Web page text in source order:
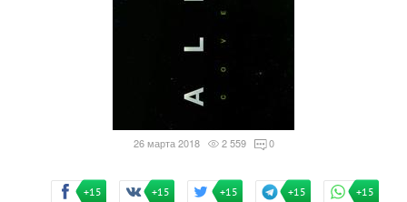
26 марта 2018 2 559 0
+15 +15 +15 +15 +15